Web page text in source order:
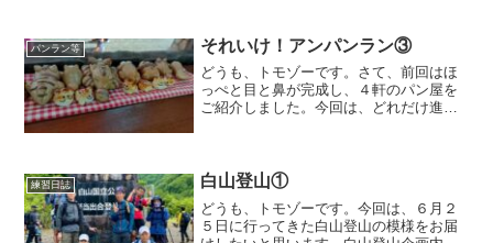
いかなさそうだったので、少し遠回りす
るコースを選びました。し...
パンラン等 それいけ！アンパンラン③
どうも、トモゾーです。さて、前回はほ
っぺと目と鼻が完成し、４軒のパン屋を
ご紹介しました。今回は、どれだけ進む
ズアベ」を一旦名残惜しく横...
練習日誌 白山登山①
どうも、トモゾーです。今回は、６月２
５日に行ってきた白山登山の模様をお届